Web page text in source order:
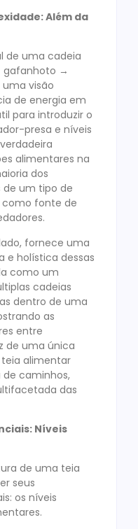
Além da
de uma cadeia
gafanhoto →
visão
de energia em
para introduzir o
presa e níveis
alimentares na
dos
de um tipo de
fonte de
fornece uma
e holística dessas
como um
cadeias
dentro de uma
as
entre
de uma única
teia alimentar
caminhos,
das
Níveis
de uma teia
seus
os níveis